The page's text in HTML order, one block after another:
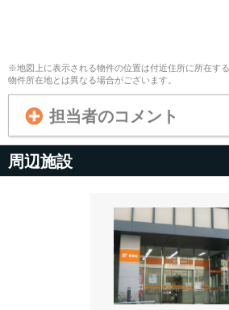
※地図上に表示される物件の位置は付近住所に所在す
物件所在地とは異なる場合がございます。
担当者のコメント
周辺施設